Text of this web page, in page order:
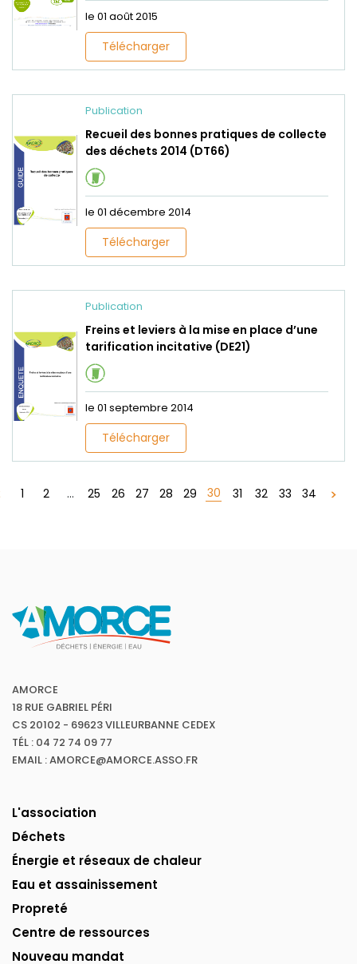
le 01 août 2015
Télécharger
Publication
Recueil des bonnes pratiques de collecte
des déchets 2014 (DT66)
le 01 décembre 2014
Télécharger
Publication
Freins et leviers à la mise en place d’une
tarification incitative (DE21)
le 01 septembre 2014
Télécharger
1 2 ... 25 26 27 28 29 30 31 32 33 34
AMORCE
18 RUE GABRIEL PÉRI
CS 20102 - 69623 VILLEURBANNE CEDEX
TÉL : 04 72 74 09 77
EMAIL : AMORCE@AMORCE.ASSO.FR
L'association
Déchets
Énergie et réseaux de chaleur
Eau et assainissement
Propreté
Centre de ressources
Nouveau mandat